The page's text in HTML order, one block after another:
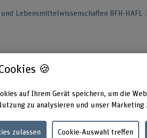
Lebensmittelwissenschaften BFH-HAFL
🍪
auf Ihrem Gerät speichern, um die
zu analysieren und unser
zulassen Cookie-Auswahl treffen